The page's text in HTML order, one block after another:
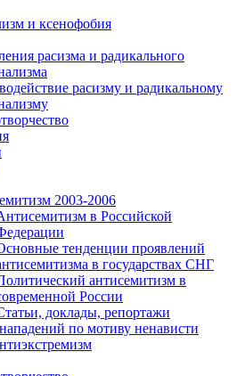
и ксенофобия
расизма и радикального
расизму и радикальному
2003-2006
в Российской
тенденции проявлений
в государствах СНГ
антисемитизм в
России
доклады, репортажи
по мотиву ненависти